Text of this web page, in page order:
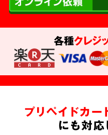
各種クレジ
プリペイドカー
にも対